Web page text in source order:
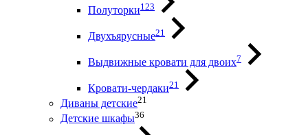
Полуторки123
Двухъярусные21
Выдвижные кровати для двоих7
Кровати-чердаки21
Диваны детские21
Детские шкафы36